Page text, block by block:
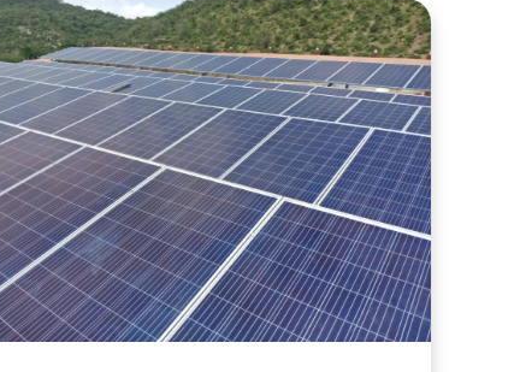
Dit
Moet
Je
Weten
Over
De
Afmetingen
Van
Zonnepanelen